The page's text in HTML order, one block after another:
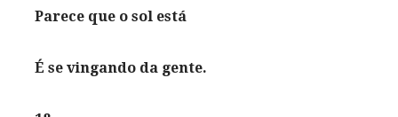
Parece que o sol está
É se vingando da gente.